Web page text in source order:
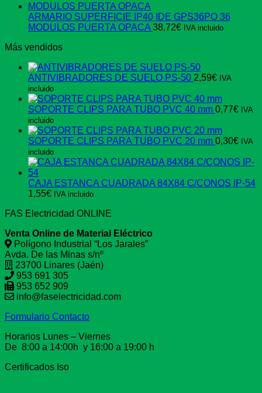
ARMARIO SUPERFICIE IP40 IDE GPS36PO 36
MODULOS PUERTA OPACA 38,72€ IVA incluido
Más vendidos
ANTIVIBRADORES DE SUELO PS-50 2,59€ IVA
incluido
SOPORTE CLIPS PARA TUBO PVC 40 mm 0,77€ IVA
incluido
SOPORTE CLIPS PARA TUBO PVC 20 mm 0,30€ IVA
incluido
CAJA ESTANCA CUADRADA 84X84 C/CONOS IP-54
1,55€ IVA incluido
FAS Electricidad ONLINE
Venta Online de Material Eléctrico
Polígono Industrial “Los Jarales”
Avda. De las Minas s/nº
23700 Linares (Jaén)
953 691 305
953 652 909
info@faselectricidad.com
Formulario Contacto
Horarios Lunes – Viernes
De 8:00 a 14:00h y 16:00 a 19:00 h
Certificados Iso